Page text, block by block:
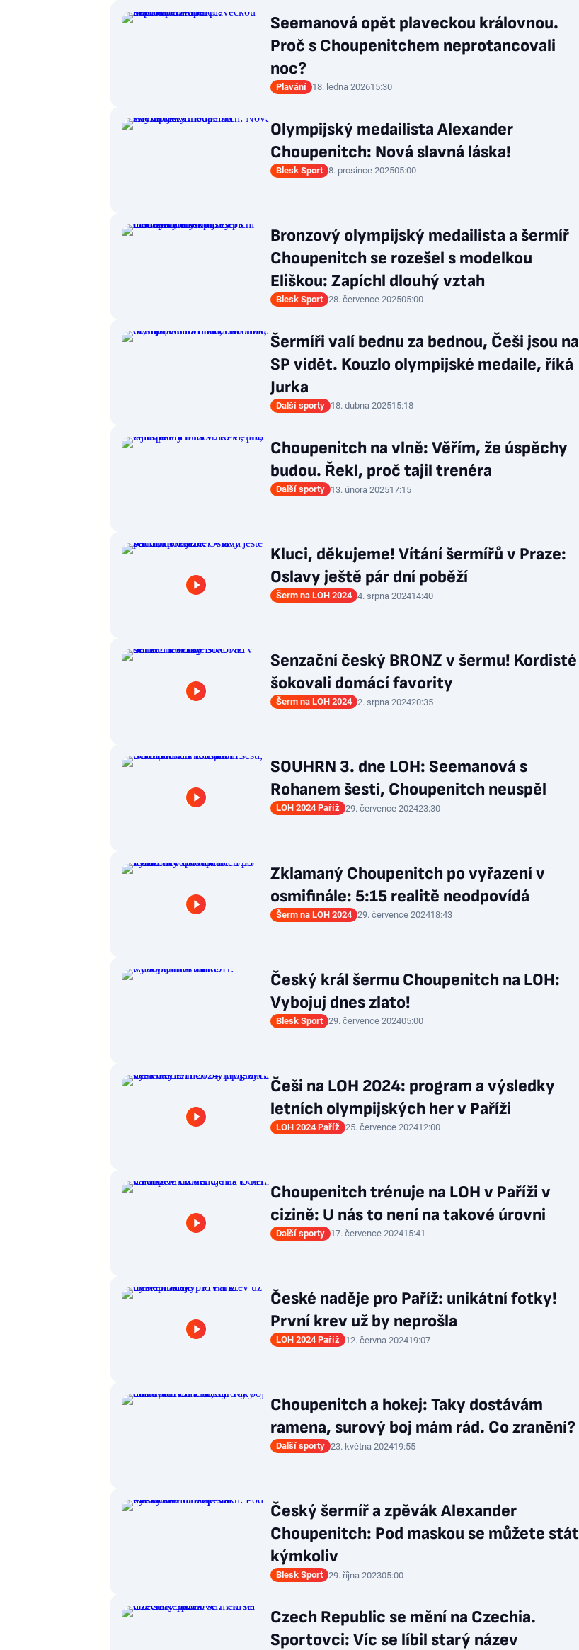
Seemanová opět plaveckou královnou.
Proč s Choupenitchem neprotancovali
noc?
Plavání 18. ledna 202615:30
Olympijský medailista Alexander
Choupenitch: Nová slavná láska!
Blesk Sport 8. prosince 202505:00
Bronzový olympijský medailista a šermíř
Choupenitch se rozešel s modelkou
Eliškou: Zapíchl dlouhý vztah
Blesk Sport 28. července 202505:00
Šermíři valí bednu za bednou, Češi jsou na
SP vidět. Kouzlo olympijské medaile, říká
Jurka
Další sporty 18. dubna 202515:18
Choupenitch na vlně: Věřím, že úspěchy
budou. Řekl, proč tajil trenéra
Další sporty 13. února 202517:15
Kluci, děkujeme! Vítání šermířů v Praze:
Oslavy ještě pár dní poběží
Šerm na LOH 2024 4. srpna 202414:40
Senzační český BRONZ v šermu! Kordisté
šokovali domácí favority
Šerm na LOH 2024 2. srpna 202420:35
SOUHRN 3. dne LOH: Seemanová s
Rohanem šestí, Choupenitch neuspěl
LOH 2024 Paříž 29. července 202423:30
Zklamaný Choupenitch po vyřazení v
osmifinále: 5:15 realitě neodpovídá
Šerm na LOH 2024 29. července 202418:43
Český král šermu Choupenitch na LOH:
Vybojuj dnes zlato!
Blesk Sport 29. července 202405:00
Češi na LOH 2024: program a výsledky
letních olympijských her v Paříži
LOH 2024 Paříž 25. července 202412:00
Choupenitch trénuje na LOH v Paříži v
cizině: U nás to není na takové úrovni
Další sporty 17. července 202415:41
České naděje pro Paříž: unikátní fotky!
První krev už by neprošla
LOH 2024 Paříž 12. června 202419:07
Choupenitch a hokej: Taky dostávám
ramena, surový boj mám rád. Co zranění?
Další sporty 23. května 202419:55
Český šermíř a zpěvák Alexander
Choupenitch: Pod maskou se můžete stát
kýmkoliv
Blesk Sport 29. října 202305:00
Czech Republic se mění na Czechia.
Sportovci: Víc se líbil starý název